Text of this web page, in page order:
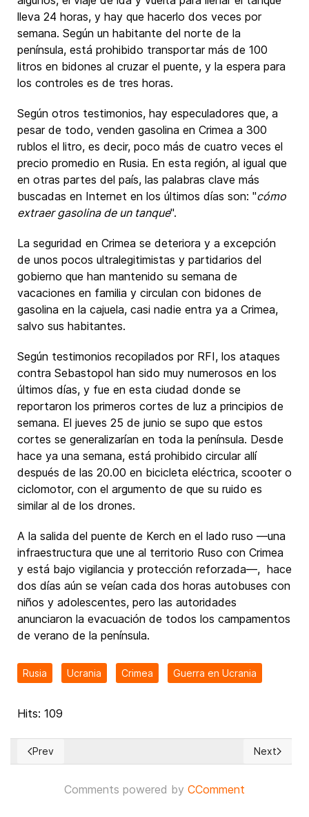
lleva 24 horas, y hay que hacerlo dos veces por
semana. Según un habitante del norte de la
península, está prohibido transportar más de 100
litros en bidones al cruzar el puente, y la espera para
los controles es de tres horas.
Según otros testimonios, hay especuladores que, a
pesar de todo, venden gasolina en Crimea a 300
rublos el litro, es decir, poco más de cuatro veces el
precio promedio en Rusia. En esta región, al igual que
en otras partes del país, las palabras clave más
buscadas en Internet en los últimos días son: "cómo
extraer gasolina de un tanque".
La seguridad en Crimea se deteriora y a excepción
de unos pocos ultralegitimistas y partidarios del
gobierno que han mantenido su semana de
vacaciones en familia y circulan con bidones de
gasolina en la cajuela, casi nadie entra ya a Crimea,
salvo sus habitantes.
Según testimonios recopilados por RFI, los ataques
contra Sebastopol han sido muy numerosos en los
últimos días, y fue en esta ciudad donde se
reportaron los primeros cortes de luz a principios de
semana. El jueves 25 de junio se supo que estos
cortes se generalizarían en toda la península. Desde
hace ya una semana, está prohibido circular allí
después de las 20.00 en bicicleta eléctrica, scooter o
ciclomotor, con el argumento de que su ruido es
similar al de los drones.
A la salida del puente de Kerch en el lado ruso —una
infraestructura que une al territorio Ruso con Crimea
y está bajo vigilancia y protección reforzada—, hace
dos días aún se veían cada dos horas autobuses con
niños y adolescentes, pero las autoridades
anunciaron la evacuación de todos los campamentos
de verano de la península.
Rusia Ucrania Crimea Guerra en Ucrania
Hits: 109
Previous article: ARGENTINA — Milei prepara una reforma
Prev Next
Next
Comments powered by CComment